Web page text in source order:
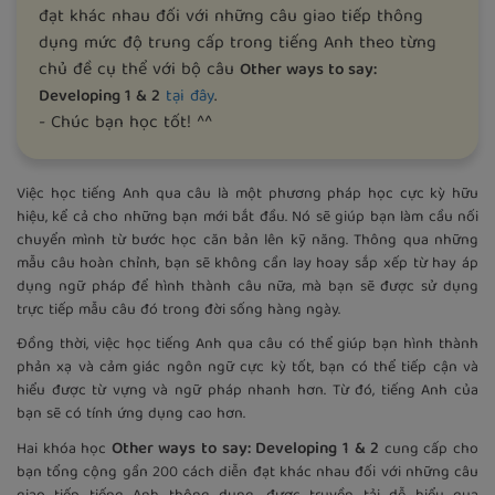
đạt khác nhau đối với những câu giao tiếp thông
dụng mức độ trung cấp trong tiếng Anh theo từng
chủ đề cụ thể với bộ câu Other ways to say:
Developing 1 & 2 tại đây.
- Chúc bạn học tốt! ^^
Việc học tiếng Anh qua câu là một phương pháp học cực kỳ hữu
hiệu, kể cả cho những bạn mới bắt đầu. Nó sẽ giúp bạn làm cầu nối
chuyển mình từ bước học căn bản lên kỹ năng. Thông qua những
mẫu câu hoàn chỉnh, bạn sẽ không cần lay hoay sắp xếp từ hay áp
dụng ngữ pháp để hình thành câu nữa, mà bạn sẽ được sử dụng
trực tiếp mẫu câu đó trong đời sống hàng ngày.
Đồng thời, việc học tiếng Anh qua câu có thể giúp bạn hình thành
phản xạ và cảm giác ngôn ngữ cực kỳ tốt, bạn có thể tiếp cận và
hiểu được từ vựng và ngữ pháp nhanh hơn. Từ đó, tiếng Anh của
bạn sẽ có tính ứng dụng cao hơn.
Hai khóa học Other ways to say: Developing 1 & 2 cung cấp cho
bạn tổng cộng gần 200 cách diễn đạt khác nhau đối với những câu